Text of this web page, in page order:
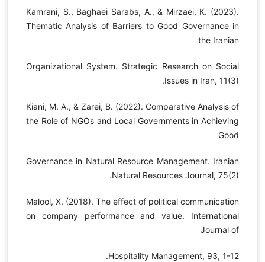
Kamrani, S., Baghaei Sarabs, A., & Mirzaei, K. (2023).
Thematic Analysis of Barriers to Good Governance in
the Iranian
Organizational System. Strategic Research on Social
Issues in Iran, 11(3).
Kiani, M. A., & Zarei, B. (2022). Comparative Analysis of
the Role of NGOs and Local Governments in Achieving
Good
Governance in Natural Resource Management. Iranian
Natural Resources Journal, 75(2).
Malool, X. (2018). The effect of political communication
on company performance and value. International
Journal of
Hospitality Management, 93, 1-12.